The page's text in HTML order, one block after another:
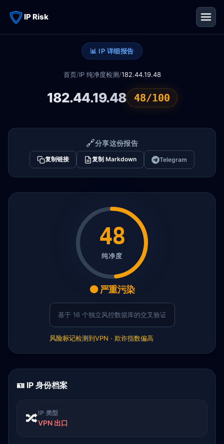
IP Risk
📊 IP 详细报告
首页/IP 纯净度检测/182.44.19.48
182.44.19.48 48/100
🔗分享这份报告
复制链接 复制 Markdown Telegram
48
纯净度
🟠 严重污染
基于 16 个独立风控数据库的交叉验证
风险标记检测到VPN · 欺诈指数偏高
🪪 IP 身份档案
🔀IP 类型
VPN 出口